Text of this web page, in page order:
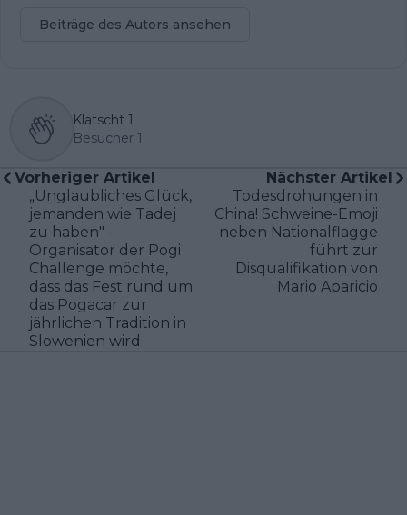
Beiträge des Autors ansehen
Klatscht 1
Besucher 1
Vorheriger Artikel
„Unglaubliches Glück,
jemanden wie Tadej
zu haben" -
Organisator der Pogi
Challenge möchte,
dass das Fest rund um
das Pogacar zur
jährlichen Tradition in
Slowenien wird
Nächster Artikel
Todesdrohungen in
China! Schweine-Emoji
neben Nationalflagge
führt zur
Disqualifikation von
Mario Aparicio